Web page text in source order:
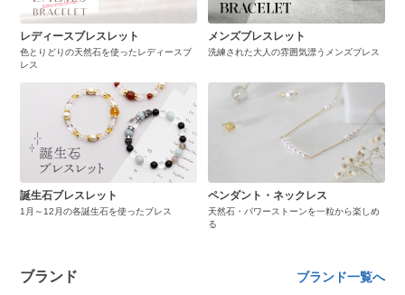
レディースブレスレット
色とりどりの天然石を使ったレディースブ
レス
メンズブレスレット
洗練された大人の雰囲気漂うメンズブレス
誕生石ブレスレット
1月～12月の各誕生石を使ったブレス
ペンダント・ネックレス
天然石・パワーストーンを一粒から楽しめ
る
ブランド ブランド一覧へ